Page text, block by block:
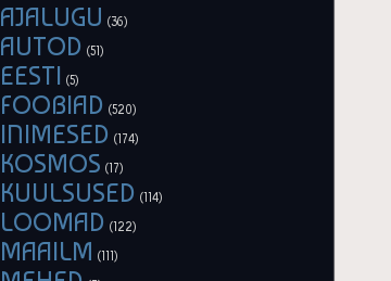
AJALUGU (36)
AUTOD (51)
EESTI (5)
FOOBIAD (520)
INIMESED (174)
KOSMOS (17)
KUULSUSED (114)
LOOMAD (122)
MAAILM (111)